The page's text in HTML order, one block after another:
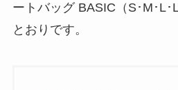
ートバッグ BASIC（S･M･L･
とおりです。